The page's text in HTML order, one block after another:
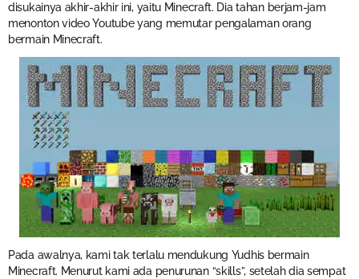
disukainya akhir-akhir ini, yaitu Minecraft. Dia tahan berjam-jam
menonton video Youtube yang memutar pengalaman orang
bermain Minecraft.
Pada awalnya, kami tak terlalu mendukung Yudhis bermain
Minecraft. Menurut kami ada penurunan “skills”, setelah dia sempat